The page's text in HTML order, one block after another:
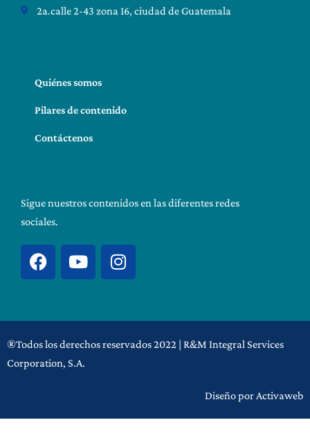
2a.calle 2-43 zona 16, ciudad de Guatemala
Quiénes somos
Pilares de contenido
Contáctenos
Sigue nuestros contenidos en las diferentes redes
sociales.
F
a
b
o
Y
o
u
b
e
I
n
a
g
®Todos los derechos reservados 2022 | R&M Integral Services
Corporation, S.A.
Diseño por Activaweb